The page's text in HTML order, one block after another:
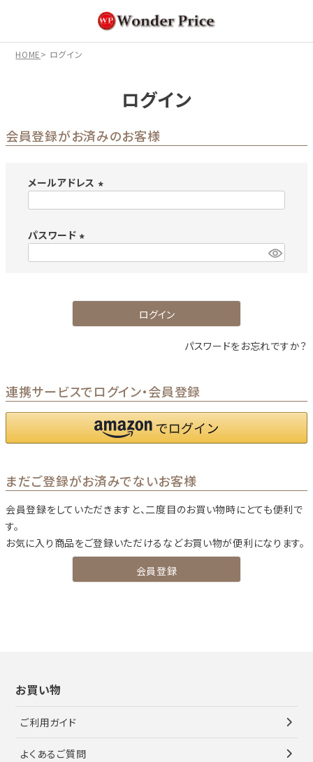
HOME ログイン
ログイン
会員登録がお済みのお客様
メールアドレス
(
パスワード
(
ログイン
パスワードをお忘れですか？
連携サービスでログイン・会員登録
まだご登録がお済みでないお客様
会員登録をしていただきますと、二度目のお買い物時にとても便利で
す。
お気に入り商品をご登録いただけるなどお買い物が便利になります。
会員登録
お買い物
ご利用ガイド
よくあるご質問